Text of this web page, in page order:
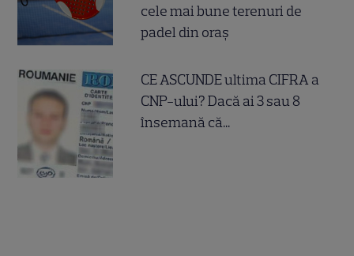
cele mai bune terenuri de
padel din oraș
CE ASCUNDE ultima CIFRA a
CNP-ului? Dacă ai 3 sau 8
însemană că...